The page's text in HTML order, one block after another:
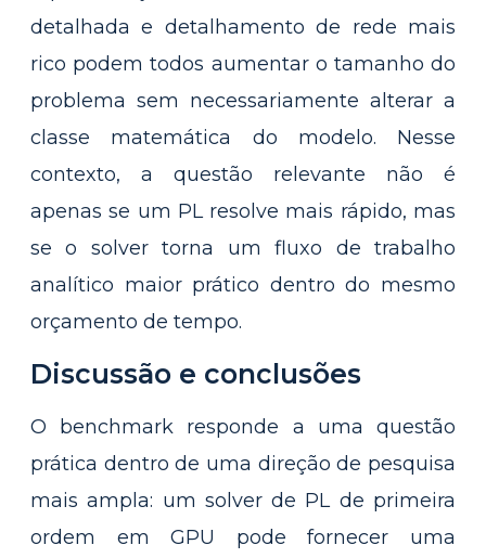
detalhada e detalhamento de rede mais
rico podem todos aumentar o tamanho do
problema sem necessariamente alterar a
classe matemática do modelo. Nesse
contexto, a questão relevante não é
apenas se um PL resolve mais rápido, mas
se o solver torna um fluxo de trabalho
analítico maior prático dentro do mesmo
orçamento de tempo.
Discussão e conclusões
O benchmark responde a uma questão
prática dentro de uma direção de pesquisa
mais ampla: um solver de PL de primeira
ordem em GPU pode fornecer uma